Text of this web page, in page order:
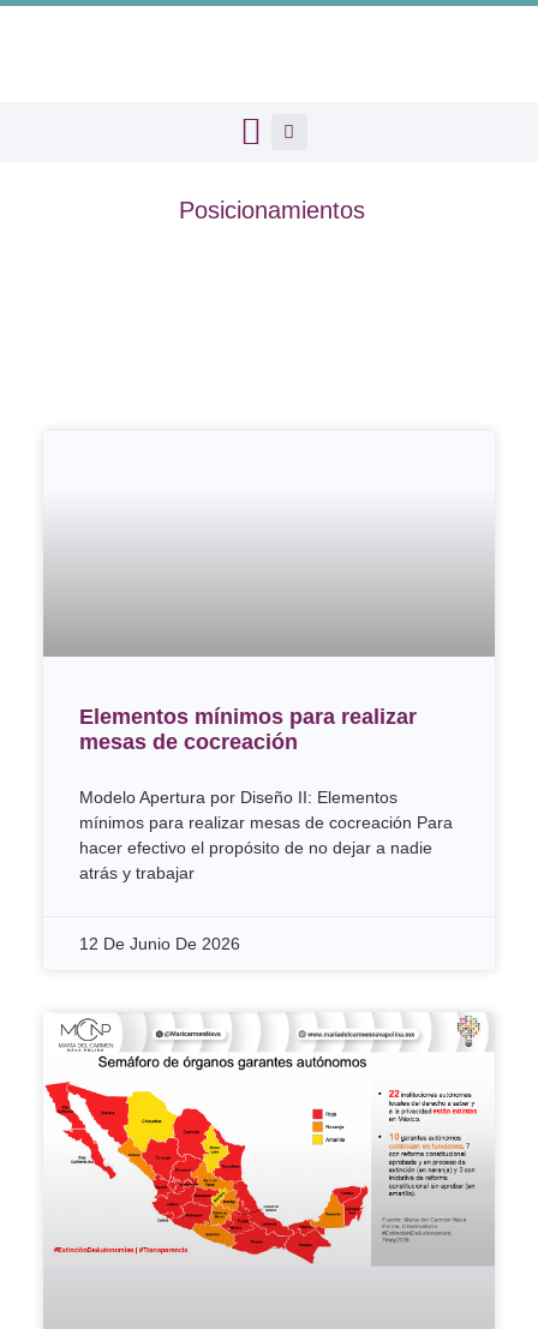
Posicionamientos
Elementos mínimos para realizar
mesas de cocreación
Modelo Apertura por Diseño II: Elementos
mínimos para realizar mesas de cocreación Para
hacer efectivo el propósito de no dejar a nadie
atrás y trabajar
12 De Junio De 2026